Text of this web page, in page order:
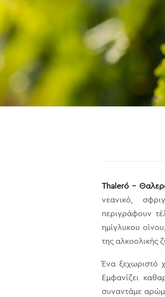
Thaleró –
νεανικό,
περιγράφουν
ημίγλυκου
της αλκοολικής
Ένα ξεχωριστό
Εμφανίζει
συναντάμε